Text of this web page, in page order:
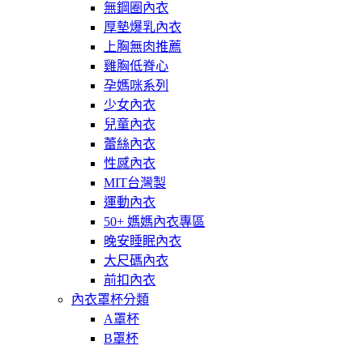
無鋼圈內衣
厚墊爆乳內衣
上胸無肉推薦
雞胸低脊心
孕媽咪系列
少女內衣
兒童內衣
蕾絲內衣
性感內衣
MIT台灣製
運動內衣
50+ 媽媽內衣專區
晚安睡眠內衣
大尺碼內衣
前扣內衣
內衣罩杯分類
A罩杯
B罩杯